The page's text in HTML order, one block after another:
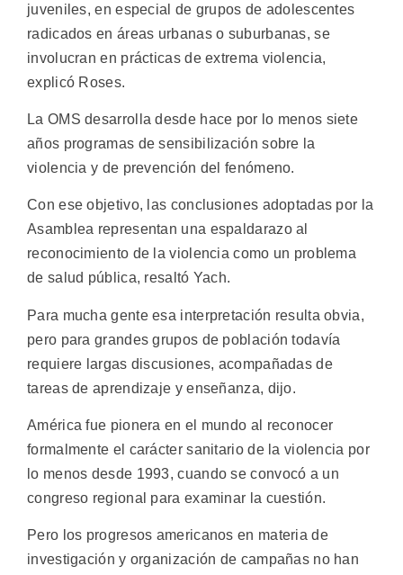
juveniles, en especial de grupos de adolescentes
radicados en áreas urbanas o suburbanas, se
involucran en prácticas de extrema violencia,
explicó Roses.
La OMS desarrolla desde hace por lo menos siete
años programas de sensibilización sobre la
violencia y de prevención del fenómeno.
Con ese objetivo, las conclusiones adoptadas por la
Asamblea representan una espaldarazo al
reconocimiento de la violencia como un problema
de salud pública, resaltó Yach.
Para mucha gente esa interpretación resulta obvia,
pero para grandes grupos de población todavía
requiere largas discusiones, acompañadas de
tareas de aprendizaje y enseñanza, dijo.
América fue pionera en el mundo al reconocer
formalmente el carácter sanitario de la violencia por
lo menos desde 1993, cuando se convocó a un
congreso regional para examinar la cuestión.
Pero los progresos americanos en materia de
investigación y organización de campañas no han